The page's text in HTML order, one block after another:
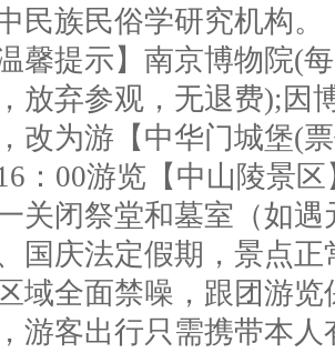
民族民俗学研究机构。
温馨提示】南京博物院(
放弃参观，无退费);因
改为游【中华门城堡(
：00游览【中山陵景
关闭祭堂和墓室（如
国庆法定假期，景点
域全面禁噪，跟团游
游客出行只需携带本